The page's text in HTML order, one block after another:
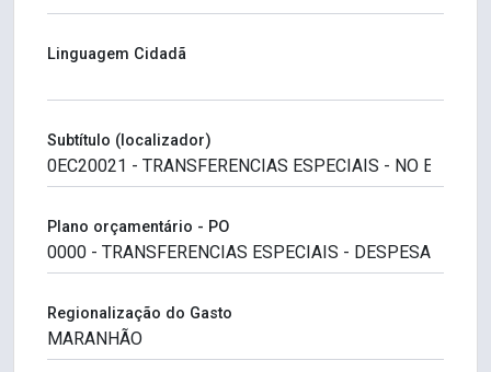
Linguagem Cidadã
Subtítulo (localizador)
Plano orçamentário - PO
Regionalização do Gasto